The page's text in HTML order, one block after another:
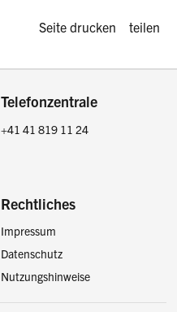
Diese Seite
Seite drucken teilen
Telefonzentrale
+41 41 819 11 24
Rechtliches
Impressum
Datenschutz
Nutzungshinweise